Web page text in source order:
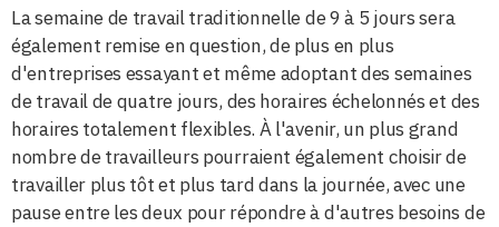
La semaine de travail traditionnelle de 9 à 5 jours sera
également remise en question, de plus en plus
d'entreprises essayant et même adoptant des semaines
de travail de quatre jours, des horaires échelonnés et des
horaires totalement flexibles. À l'avenir, un plus grand
nombre de travailleurs pourraient également choisir de
travailler plus tôt et plus tard dans la journée, avec une
pause entre les deux pour répondre à d'autres besoins de